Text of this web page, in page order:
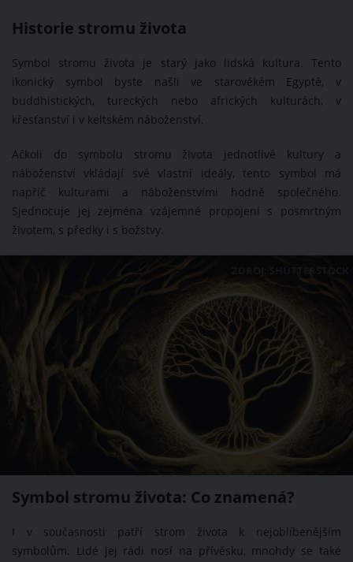
Historie stromu života
Symbol stromu života je starý jako lidská kultura. Tento
ikonický symbol byste našli ve starověkém Egyptě, v
buddhistických, tureckých nebo afrických kulturách, v
křesťanství i v keltském náboženství.
Ačkoli do symbolu stromu života jednotlivé kultury a
náboženství vkládají své vlastní ideály, tento symbol má
napříč kulturami a náboženstvími hodně společného.
Sjednocuje jej zejména vzájemné propojení s posmrtným
životem, s předky i s božstvy.
ZDROJ: SHUTTERSTOCK
Symbol stromu života: Co znamená?
I v současnosti patří strom života k nejoblíbenějším
symbolům. Lidé jej rádi nosí na přívěsku, mnohdy se také